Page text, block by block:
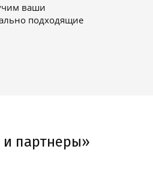
ваши
подходящие
партнеры»